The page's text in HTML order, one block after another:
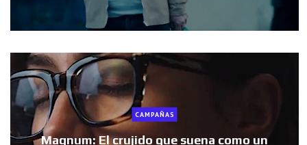
CAMPAÑAS
Magnum: El crujido que suena como un